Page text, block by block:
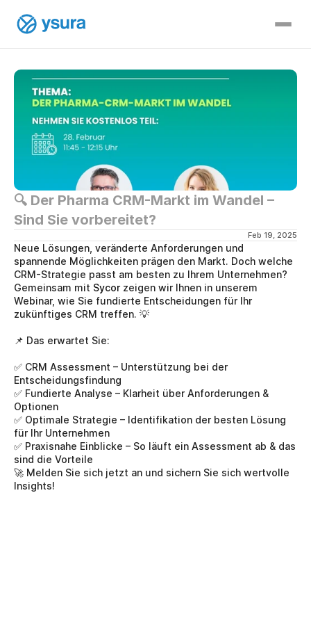
🔍 Der Pharma CRM-Markt im Wandel –
Sind Sie vorbereitet?
Feb 19, 2025
Neue Lösungen, veränderte Anforderungen und
spannende Möglichkeiten prägen den Markt. Doch welche
CRM-Strategie passt am besten zu Ihrem Unternehmen?
Gemeinsam mit Sycor zeigen wir Ihnen in unserem
Webinar, wie Sie fundierte Entscheidungen für Ihr
zukünftiges CRM treffen. 💡
📌 Das erwartet Sie:
✅ CRM Assessment – Unterstützung bei der
Entscheidungsfindung
✅ Fundierte Analyse – Klarheit über Anforderungen &
Optionen
✅ Optimale Strategie – Identifikation der besten Lösung
für Ihr Unternehmen
✅ Praxisnahe Einblicke – So läuft ein Assessment ab & das
sind die Vorteile
🚀 Melden Sie sich jetzt an und sichern Sie sich wertvolle
Insights!